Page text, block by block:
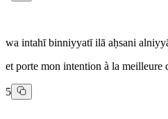
wa intahī binniyyatī ilā aḥsani
et porte mon intention à la meilleure
5